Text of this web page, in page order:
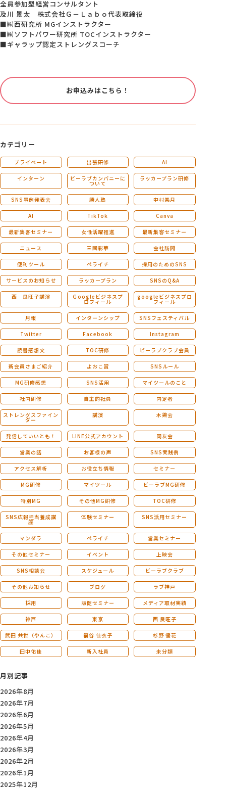
全員参加型経営コンサルタント
及川 景太 株式会社Ｇ－Ｌａｂｏ代表取締役
■㈱西研究所 MGインストラクター
■㈱ソフトパワー研究所 TOCインストラクター
■ギャラップ認定ストレングスコーチ
お申込みはこちら！
カテゴリー
プライベート 出張研修 AI
インターン ビーラブカンパニーに
ついて
ラッカープラン研修
SNS事例発表会 勝人塾 中村美月
AI TikTok Canva
最新集客セミナー 女性活躍推進 最新集客セミナー
ニュース 三國彩華 会社訪問
便利ツール ペライチ 採用のためのSNS
サービスのお知らせ ラッカープラン SNSのQ&A
西 良旺子講演 Ｇoogleビジネスプ
ロフィール
googleビジネスプロ
フィール
月報 インターンシップ SNSフェスティバル
Twitter Facebook Instagram
読書感想文 TOC研修 ビーラブクラブ会員
新会員さまご紹介 よおこ賞 SNSルール
MG研修感想 SNS活用 マイツールのこと
社内研修 自主的社員 内定者
ストレングスファイン
ダー
講演 木鶏会
発信していいとも！ LINE公式アカウント 同友会
営業の話 お客様の声 SNS実践例
アクセス解析 お役立ち情報 セミナー
MG研修 マイツール ビーラブMG研修
特別MG その他MG研修 TOC研修
SNS広報担当養成講
座
体験セミナー SNS活用セミナー
マンダラ ペライチ 営業セミナー
その他セミナー イベント 上映会
SNS相談会 スケジュール ビーラブクラブ
その他お知らせ ブログ ラブ神戸
採用 販促セミナー メディア取材実績
神戸 東京 西 良旺子
武田 共世（やんこ） 福谷 佳衣子 杉野 優花
田中佑佳 新入社員 未分類
月別記事
2026年8月
2026年7月
2026年6月
2026年5月
2026年4月
2026年3月
2026年2月
2026年1月
2025年12月